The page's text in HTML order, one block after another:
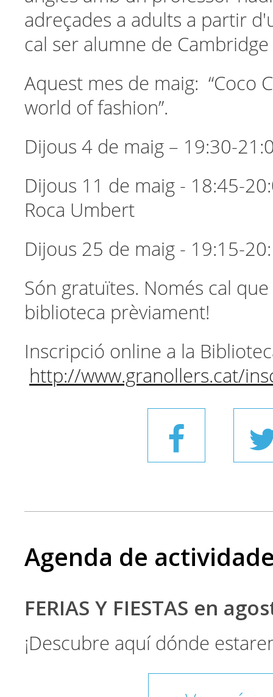
adreçades a adults a partir
cal ser alumne de
Aquest mes de maig: “Coco
world of fashion”.
Dijous 4 de maig – 19:30-
Dijous 11 de maig - 18:45-
Roca Umbert
Dijous 25 de maig - 19:15-
Són gratuïtes. Només cal
biblioteca prèviament!
Inscripció online a la
http://www.granollers.cat/
Agenda de
FERIAS Y FIESTAS en
¡Descubre aquí dónde